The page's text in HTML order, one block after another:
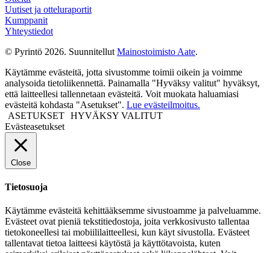
Uutiset ja otteluraportit
Kumppanit
Yhteystiedot
© Pyrintö 2026. Suunnitellut Mainostoimisto Aate.
Käytämme evästeitä, jotta sivustomme toimii oikein ja voimme
analysoida tietoliikennettä. Painamalla "Hyväksy valitut" hyväksyt,
että laitteellesi tallennetaan evästeitä. Voit muokata haluamiasi
evästeitä kohdasta "Asetukset". Lue evästeilmoitus.
ASETUKSET HYVÄKSY VALITUT
Evästeasetukset
Close
Tietosuoja
Käytämme evästeitä kehittääksemme sivustoamme ja palveluamme.
Evästeet ovat pieniä tekstitiedostoja, joita verkkosivusto tallentaa
tietokoneellesi tai mobiililaitteellesi, kun käyt sivustolla. Evästeet
tallentavat tietoa laitteesi käytöstä ja käyttötavoista, kuten